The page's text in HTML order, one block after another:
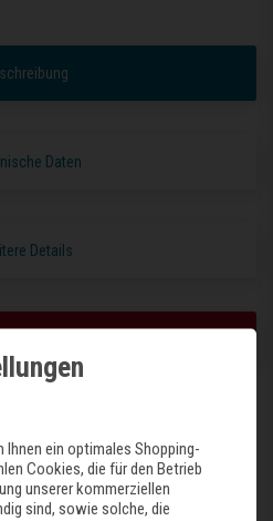
Daten
Details
Fleisch, Gemüse oder Obst sorgt
Ihnen ein optimales Shopping-
Cookies, die für den Betrieb
unserer kommerziellen
sind, sowie solche, die